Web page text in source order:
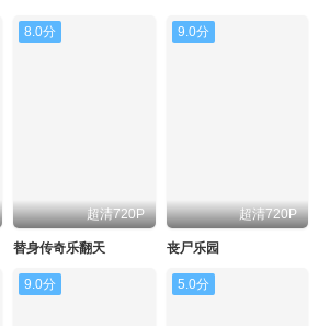
8.0分
超清720P
替身传奇乐翻天
9.0分
超清720P
丧尸乐园
9.0分 5.0分